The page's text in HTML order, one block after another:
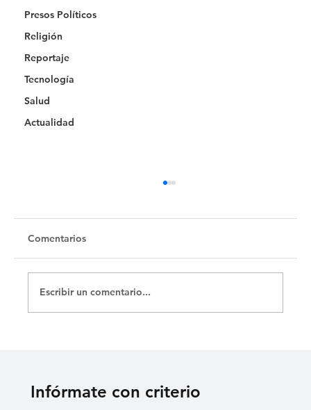
Presos Políticos
Religión
Reportaje
Tecnología
Salud
Actualidad
Comentarios
Escribir un comentario...
Infórmate con criterio